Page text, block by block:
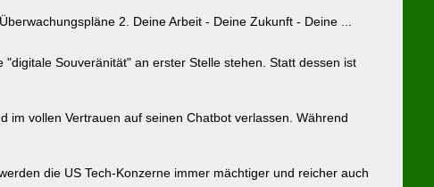
2. Deine Arbeit - Deine Zukunft - Deine ...
Souveränität" an erster Stelle stehen. Statt dessen ist
im vollen Vertrauen auf seinen Chatbot verlassen. Während
die US Tech-Konzerne immer mächtiger und reicher auch